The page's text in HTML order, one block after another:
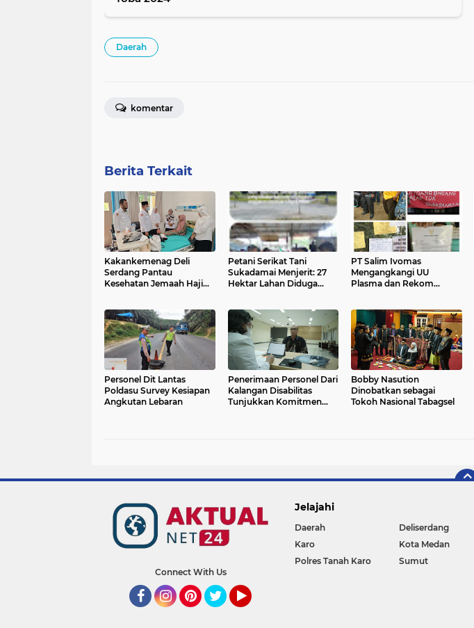
Daerah
komentar
Berita Terkait
Kakankemenag Deli
Serdang Pantau
Kesehatan Jemaah Haji
Petani Serikat Tani
Sukadamai Menjerit: 27
Hektar Lahan Diduga
PT Salim Ivomas
Mengangkangi UU
Plasma dan Rekom
Masyarakat Rokan Hilir
Personel Dit Lantas
Poldasu Survey Kesiapan
Angkutan Lebaran
Penerimaan Personel Dari
Kalangan Disabilitas
Tunjukkan Komitmen
Bobby Nasution
Dinobatkan sebagai
Tokoh Nasional Tabagsel
Connect With Us
Jelajahi
Daerah Deliserdang
Karo
Kota Medan
Polres Tanah Karo
Sumut